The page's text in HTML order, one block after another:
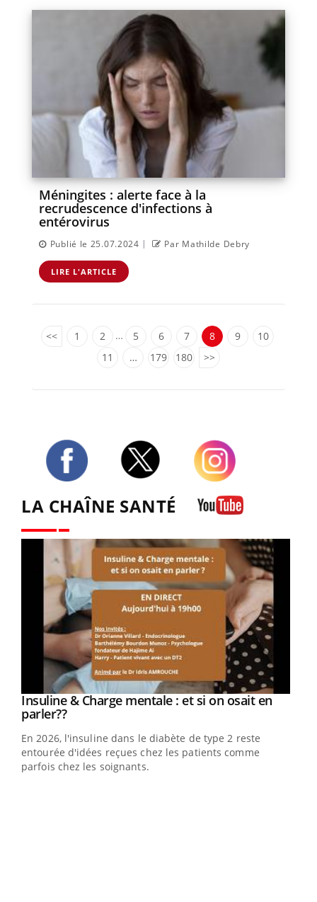
Méningites : alerte face à la
recrudescence d'infections à
entérovirus
Publié le 25.07.2024 | Par Mathilde Debry
LIRE L'ARTICLE
<< 1 2 … 5 6 7 8 9
10
11
… 179 180 >>
LA CHAÎNE SANTÉ
Youtube
Insuline & Charge mentale : et si on osait en
parler??Youtube
En 2026, l'insuline dans le diabète de type 2 reste
entourée d'idées reçues chez les patients comme
parfois chez les soignants.